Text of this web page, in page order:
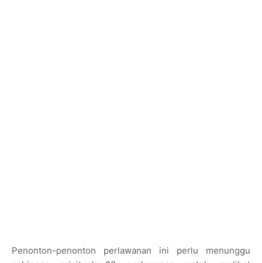
Penonton-penonton perlawanan ini perlu menunggu